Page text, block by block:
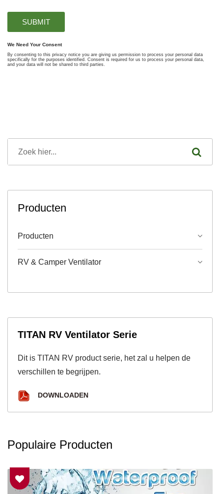
Producten
Producten
RV & Camper Ventilator
TITAN RV Ventilator Serie
Dit is TITAN RV product serie, het zal u helpen de
verschillen te begrijpen.
DOWNLOADEN
Populaire Producten